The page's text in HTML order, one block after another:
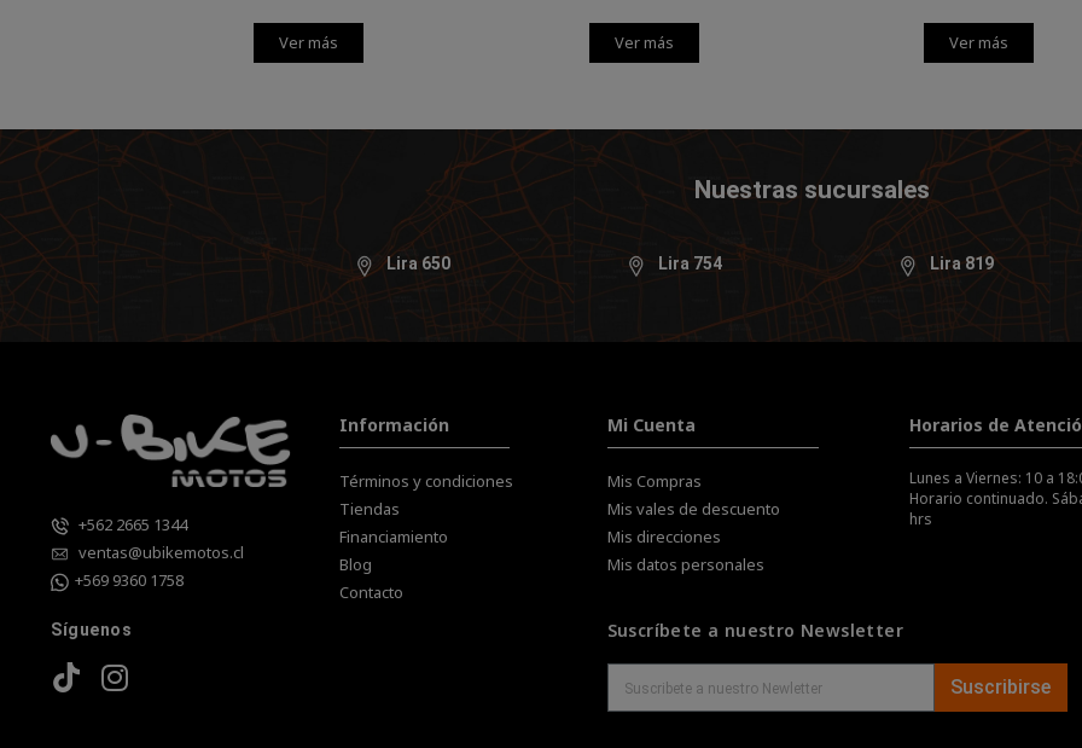
Ver más Ver más Ver más
Nuestras sucursales
Lira 650 Lira 754 Lira 819
+562 2665 1344
ventas@ubikemotos.cl
+569 9360 1758
Síguenos
Información
Términos y condiciones
Tiendas
Financiamiento
Blog
Contacto
Mi Cuenta
Mis Compras
Mis vales de descuento
Mis direcciones
Mis datos personales
Horarios de
Lunes a Viernes: 10 a
Horario continuado.
hrs
Suscríbete a nuestro Newsletter
Suscribirse